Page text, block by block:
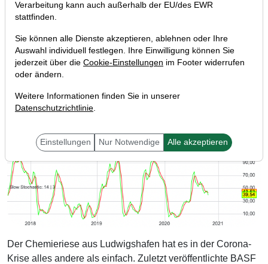
Der Chemieriese aus Ludwigshafen hat es in der Corona-
Krise alles andere als einfach. Zuletzt veröffentlichte BASF
Verarbeitung kann auch außerhalb der EU/des EWR
stattfinden.
Sie können alle Dienste akzeptieren, ablehnen oder Ihre
Auswahl individuell festlegen. Ihre Einwilligung können Sie
jederzeit über die Cookie-Einstellungen im Footer widerrufen
oder ändern.
Weitere Informationen finden Sie in unserer
Datenschutzrichtlinie.
Einstellungen Nur Notwendige Alle akzeptieren